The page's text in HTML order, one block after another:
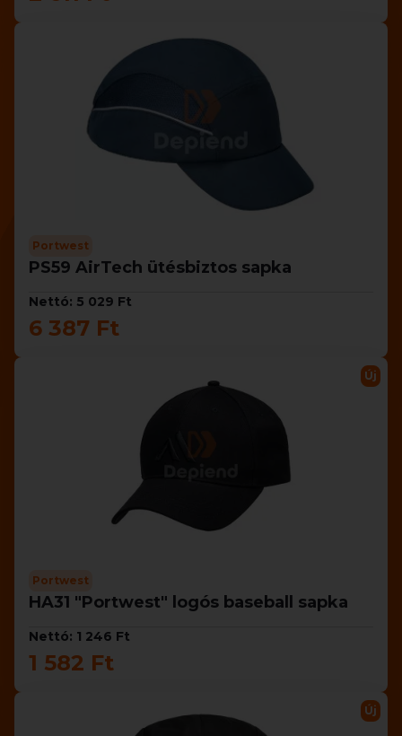
Portwest
PS59 AirTech ütésbiztos sapka
Nettó: 5 029 Ft
6 387 Ft
Új
Portwest
HA31 "Portwest" logós baseball sapka
Nettó: 1 246 Ft
1 582 Ft
Új